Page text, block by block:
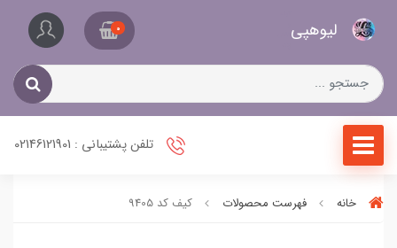
لیو‌هپی 0
تلفن پشتیبانی : 02146121901
خانه فهرست محصولات کیف کد 9405